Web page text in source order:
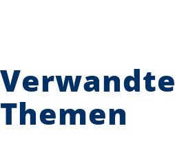
Verwandte
Themen